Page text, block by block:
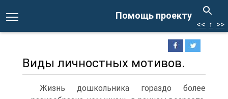
Помощь проекту
<< ↑ >>
Виды личностных мотивов.
Жизнь дошкольника гораздо более